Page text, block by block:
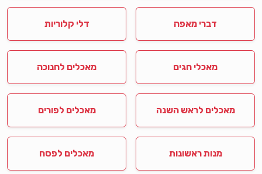
דברי מאפה דלי קלוריות
מאכלי חגים מאכלים לחנוכה
מאכלים לראש השנה מאכלים לפורים
מנות ראשונות מאכלים לפסח